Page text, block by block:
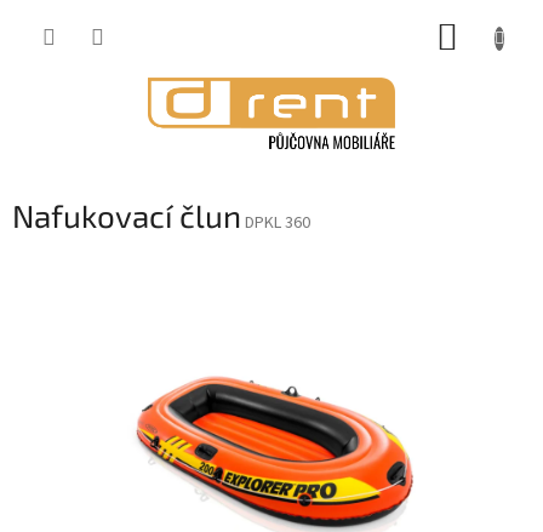
Nafukovací člun DPKL 360